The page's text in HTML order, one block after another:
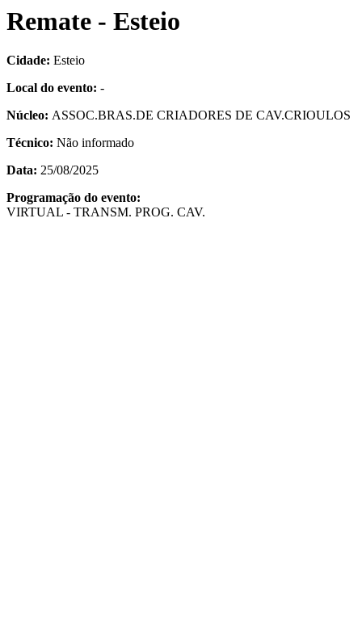
Remate - Esteio
Cidade: Esteio
Local do evento: -
Núcleo: ASSOC.BRAS.DE CRIADORES DE CAV.CRIOULOS
Técnico: Não informado
Data: 25/08/2025
Programação do evento:
VIRTUAL - TRANSM. PROG. CAV.